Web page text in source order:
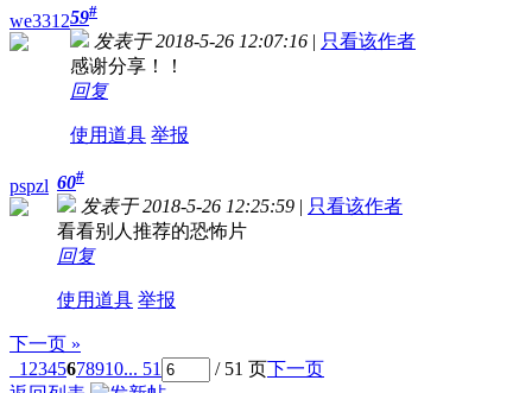
we331259#
发表于 2018-5-26 12:07:16 | 只看该作者
感谢分享！！
回复
使用道具 举报
pspzl 60#
发表于 2018-5-26 12:25:59 | 只看该作者
看看别人推荐的恐怖片
回复
使用道具 举报
下一页 »
1 2345678910... 51 / 51 页下一页